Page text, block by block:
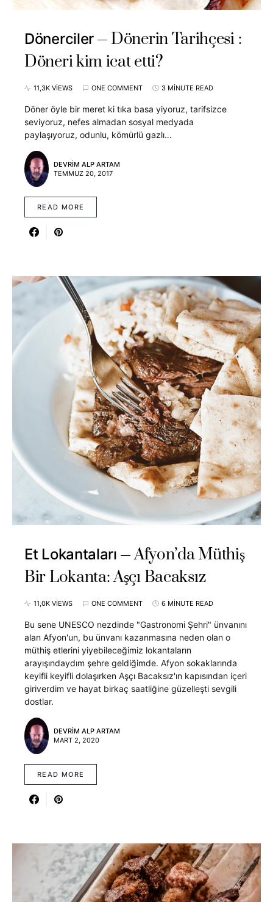
Dönerciler
Dönerin Tarihçesi :
Döneri kim icat etti?
11,3K VIEWS ONE COMMENT 3 MINUTE READ
Döner öyle bir meret ki tıka basa yiyoruz, tarifsizce
seviyoruz, nefes almadan sosyal medyada
paylaşıyoruz, odunlu, kömürlü gazlı…
DEVRIM ALP ARTAM
TEMMUZ 20, 2017
READ MORE
Et Lokantaları
Afyon’da Müthiş
Bir Lokanta: Aşçı Bacaksız
11,0K VIEWS ONE COMMENT 6 MINUTE READ
Bu sene UNESCO nezdinde "Gastronomi Şehri" ünvanını
alan Afyon'un, bu ünvanı kazanmasına neden olan o
müthiş etlerini yiyebileceğimiz lokantaların
arayışındaydım şehre geldiğimde. Afyon sokaklarında
keyifli keyifli dolaşırken Aşçı Bacaksız'ın kapısından içeri
giriverdim ve hayat birkaç saatliğine güzelleşti sevgili
dostlar.
DEVRIM ALP ARTAM
MART 2, 2020
READ MORE